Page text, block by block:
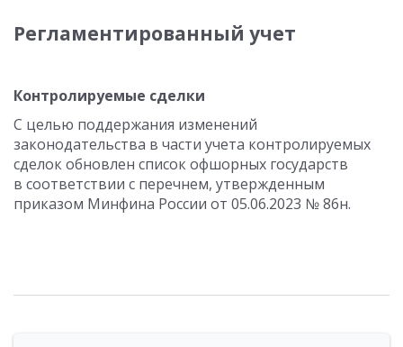
Регламентированный учет
Контролируемые сделки
С целью поддержания изменений
законодательства в части учета контролируемых
сделок обновлен список офшорных государств
в соответствии с перечнем, утвержденным
приказом Минфина России от 05.06.2023 № 86н.